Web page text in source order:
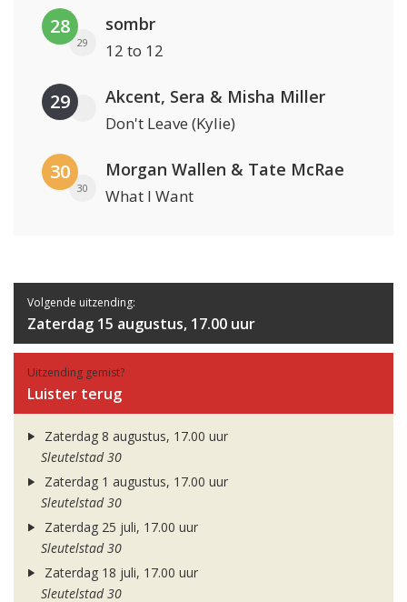
28
29
sombr
12 to 12
29 Akcent, Sera & Misha Miller
Don't Leave (Kylie)
30
30
Morgan Wallen & Tate McRae
What I Want
Volgende uitzending:
Zaterdag 15 augustus, 17.00 uur
Uitzending gemist?
Luister terug
Zaterdag 8 augustus, 17.00 uur
Sleutelstad 30
Zaterdag 1 augustus, 17.00 uur
Sleutelstad 30
Zaterdag 25 juli, 17.00 uur
Sleutelstad 30
Zaterdag 18 juli, 17.00 uur
Sleutelstad 30